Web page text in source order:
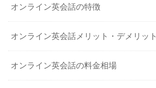
オンライン英会話の特徴
オンライン英会話メリット・デメリット
オンライン英会話の料金相場